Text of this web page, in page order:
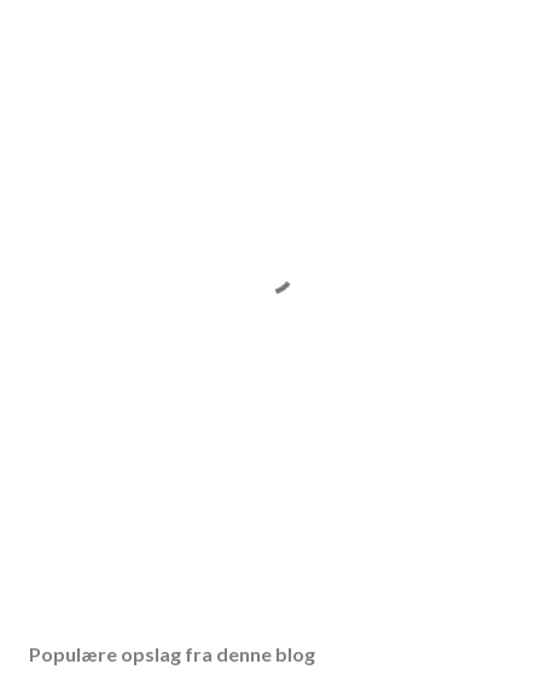
Populære opslag fra denne blog